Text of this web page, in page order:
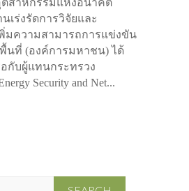
เร่งรัดการวิจัยและ
มความสามารถการแข่งขัน
นที่ (องค์การมหาชน) ได้
กับผู้แทนกระทรวง
Security and Net...